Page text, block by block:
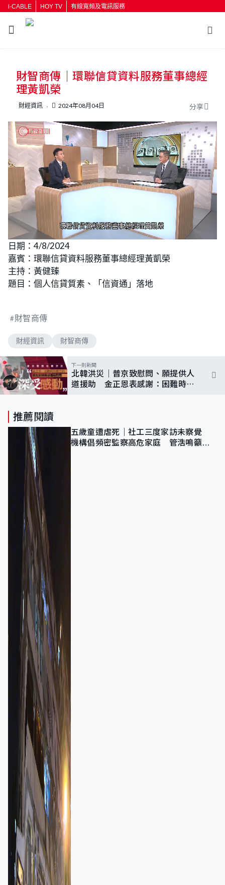
i-CABLE HOY TV 有線寬頻及電訊服務
按輸入鍵開始搜尋
財智商傳｜環聯信貸資料服務董事總經
理黃凱榮
財經資訊 2024年08月04日 分享
U
n
m
u
t
e
o
a
d
e
d
.
0
日期：4/8/2024
嘉賓：環聯信貸資料服務董事總經理黃凱榮
主持：黃健臻
題目：個人信貸質素、「信資通」落地
財智商傳
財經資訊 財智商傳
下一則新聞
北韓洪災｜普京致慰問、願提供人
道援助 金正恩表感謝：困難時刻
推薦閱讀
五歲童遭虐死｜社工三度家訪未察覺
機構倡頻密監察高危家庭 管浩鳴籲加